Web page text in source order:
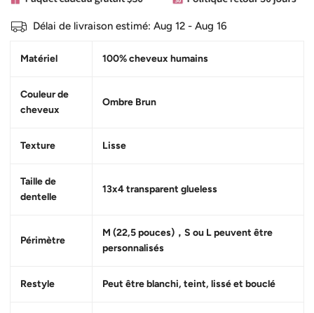
Délai de livraison estimé: Aug 12 - Aug 16
Matériel 100% cheveux humains
Couleur de
cheveux
Ombre Brun
Texture Lisse
Taille de
dentelle
13x4transparent glueless
Périmètre
M (22,5 pouces)，S ou L peuvent être
personnalisés
Restyle Peut être blanchi, teint, lissé et bouclé